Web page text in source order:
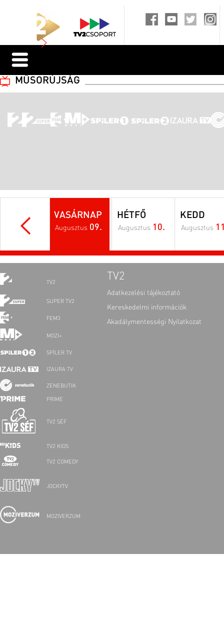
MŰSORÚJSÁG
VASÁRNAP
Augusztus 09.
HÉTFŐ
Augusztus 10.
KEDD
Augusztus
TV2
SUPER TV2
FEM3
MOZI+
SPÍLER TV
IZAURA TV
ZENEBUTIK
PRIME
TV2 SÉF
TV2 KIDS
TV2 COMEDY
JOCKYTV
MOZIVERZUM
TV2
Adatkezelési tájékoztató
Kereskedelmi információk
Akadálymentességi Nyilatkozat